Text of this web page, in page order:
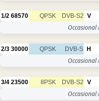
V
DVB-S2
QPSK
68570
1/2
H
DVB-S
QPSK
30000
2/3
V
DVB-S2
8PSK
23500
3/4